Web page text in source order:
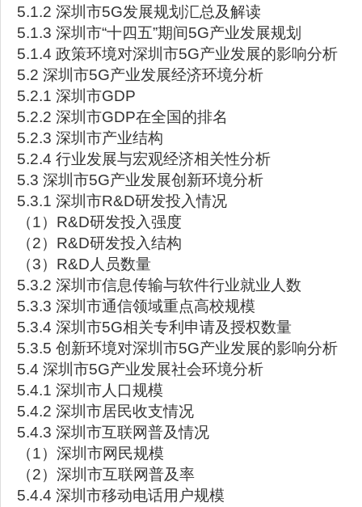
5.1.2 深圳市5G发展规划汇总及解读
5.1.3 深圳市“十四五”期间5G产业发展规划
5.1.4 政策环境对深圳市5G产业发展的影响分析
5.2 深圳市5G产业发展经济环境分析
5.2.1 深圳市GDP
5.2.2 深圳市GDP在全国的排名
5.2.3 深圳市产业结构
5.2.4 行业发展与宏观经济相关性分析
5.3 深圳市5G产业发展创新环境分析
5.3.1 深圳市R&D研发投入情况
（1）R&D研发投入强度
（2）R&D研发投入结构
（3）R&D人员数量
5.3.2 深圳市信息传输与软件行业就业人数
5.3.3 深圳市通信领域重点高校规模
5.3.4 深圳市5G相关专利申请及授权数量
5.3.5 创新环境对深圳市5G产业发展的影响分析
5.4 深圳市5G产业发展社会环境分析
5.4.1 深圳市人口规模
5.4.2 深圳市居民收支情况
5.4.3 深圳市互联网普及情况
（1）深圳市网民规模
（2）深圳市互联网普及率
5.4.4 深圳市移动电话用户规模